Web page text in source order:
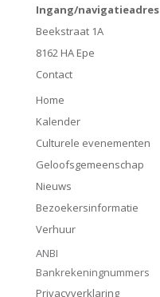
Ingang/navigatieadres
Beekstraat 1A
8162 HA Epe
Contact
Home
Kalender
Culturele evenementen
Geloofsgemeenschap
Nieuws
Bezoekersinformatie
Verhuur
ANBI
Bankrekeningnummers
Privacyverklaring